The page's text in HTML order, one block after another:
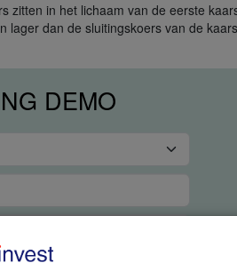
zitten in het lichaam van de eerste
lager dan de sluitingskoers van de
DEMO